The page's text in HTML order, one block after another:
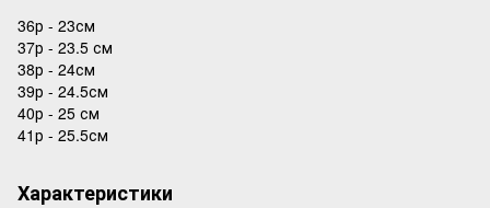
36р - 23см
37р - 23.5 см
38р - 24см
39р - 24.5см
40р - 25 см
41р - 25.5см
Характеристики